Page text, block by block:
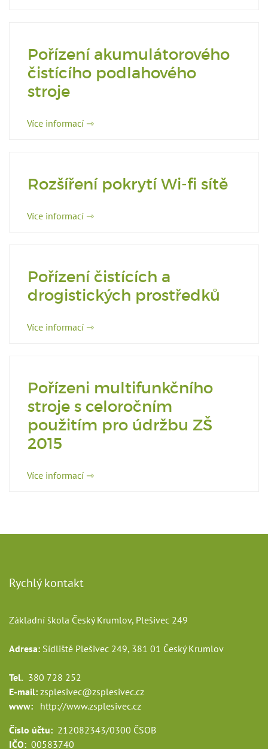
Pořízení akumulátorového
čistícího podlahového
stroje
Více informací ⇾
Rozšíření pokrytí Wi-fi sítě
Více informací ⇾
Pořízení čistících a
drogistických prostředků
Více informací ⇾
Pořízeni multifunkčního
stroje s celoročním
použitím pro údržbu ZŠ
2015
Více informací ⇾
Rychlý kontakt
Základní škola Český Krumlov, Plešivec 249
Adresa: Sídliště Plešivec 249, 381 01 Český Krumlov
Tel. 380 728 252
E-mail: zsplesivec@zsplesivec.cz
www: http://www.zsplesivec.cz
Číslo účtu: 212082343/0300 ČSOB
IČO: 00583740